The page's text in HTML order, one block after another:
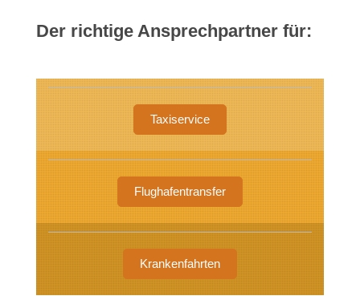
Der richtige Ansprechpartner für:
Taxiservice
Flughafentransfer
Krankenfahrten